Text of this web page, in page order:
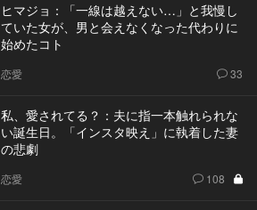
ヒマジョ：「一線は越えない…」と我慢し
ていた女が、男と会えなくなった代わりに
始めたコト
恋愛 33
私、愛されてる？：夫に指一本触れられな
い誕生日。「インスタ映え」に執着した妻
の悲劇
恋愛 108